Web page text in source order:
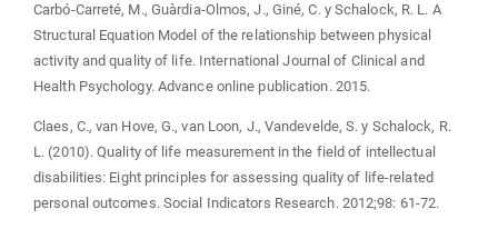
Carbó-Carreté, M., Guàrdia-Olmos, J., Giné, C. y Schalock, R. L. A
Structural Equation Model of the relationship between physical
activity and quality of life. International Journal of Clinical and
Health Psychology. Advance online publication. 2015.
Claes, C., van Hove, G., van Loon, J., Vandevelde, S. y Schalock, R.
L. (2010). Quality of life measurement in the field of intellectual
disabilities: Eight principles for assessing quality of life-related
personal outcomes. Social Indicators Research. 2012;98: 61-72.